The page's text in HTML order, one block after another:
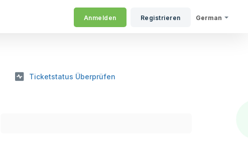
German
Anmelden Registrieren
Ticketstatus Überprüfen